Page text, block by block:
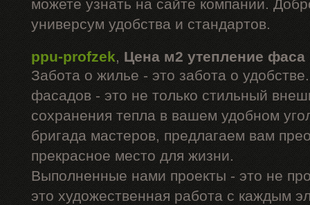
можете узнать на сайте компании.
универсум удобства и стандартов.
ppu-profzek,Цена м2 утепление фаса
Забота о жилье - это забота о
фасадов - это не только стильный
сохранения тепла в вашем удобном
бригада мастеров, предлагаем вам
прекрасное место для жизни.
Выполненные нами проекты - это не
это художественная работа с каждым